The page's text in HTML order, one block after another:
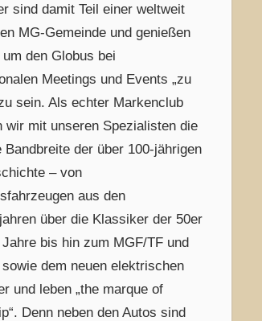
sind damit Teil einer weltweit
MG-Gemeinde und genießen
den Globus bei
Meetings und Events „zu
sein. Als echter Markenclub
wir mit unseren Spezialisten die
Bandbreite der über 100-jährigen
– von
aus den
über die Klassiker der 50er
bis hin zum MGF/TF und
dem neuen elektrischen
und leben „the marque of
Denn neben den Autos sind